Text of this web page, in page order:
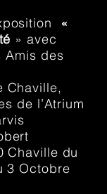
«
» avec
Amis des
Chaville,
de l’Atrium
Chaville du
3 Octobre